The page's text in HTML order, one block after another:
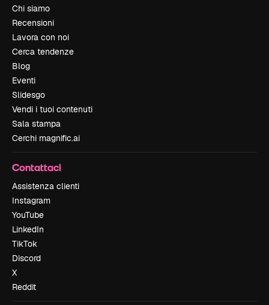
Chi siamo
Recensioni
Lavora con noi
Cerca tendenze
Blog
Eventi
Slidesgo
Vendi i tuoi contenuti
Sala stampa
Cerchi magnific.ai
Contattaci
Assistenza clienti
Instagram
YouTube
LinkedIn
TikTok
Discord
X
Reddit